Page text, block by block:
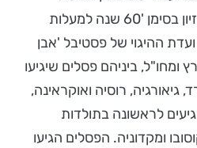
הבינלאומי. הפעם הסימפוזיון בסימן '60 שנה למעלות
ההיגוי של פסטיבל 'אבן
מהארץ ומחו"ל, ביניהם פסלים שיגיעו
גיאורגיה, רוסיה ואוקראינה,
לראשונה בתולדות
ומקדוניה. הפסלים הגיעו